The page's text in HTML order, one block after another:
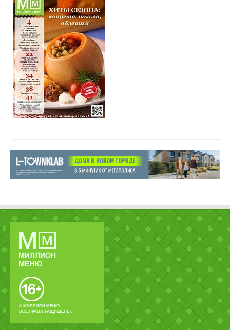
© МИЛЛИОН МЕНЮ.
ВСЕ ПРАВА ЗАЩИЩЕНЫ.